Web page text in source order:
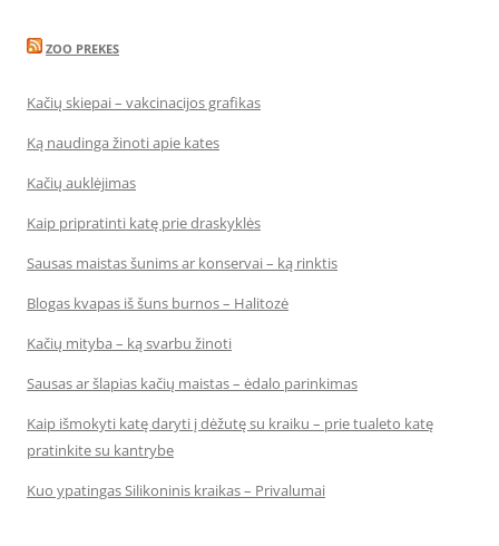
ZOO PREKES
Kačių skiepai – vakcinacijos grafikas
Ką naudinga žinoti apie kates
Kačių auklėjimas
Kaip pripratinti katę prie draskyklės
Sausas maistas šunims ar konservai – ką rinktis
Blogas kvapas iš šuns burnos – Halitozė
Kačių mityba – ką svarbu žinoti
Sausas ar šlapias kačių maistas – ėdalo parinkimas
Kaip išmokyti katę daryti į dėžutę su kraiku – prie tualeto katę
pratinkite su kantrybe
Kuo ypatingas Silikoninis kraikas – Privalumai